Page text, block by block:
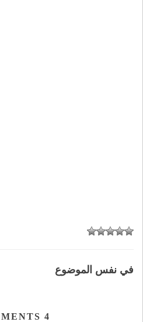
في نفس الموضوع
4